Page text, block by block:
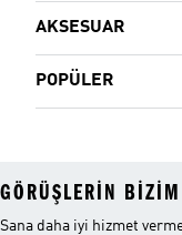
AKSESUAR
POPÜLER
GÖRÜŞLERIN
Sana daha iyi hizmet